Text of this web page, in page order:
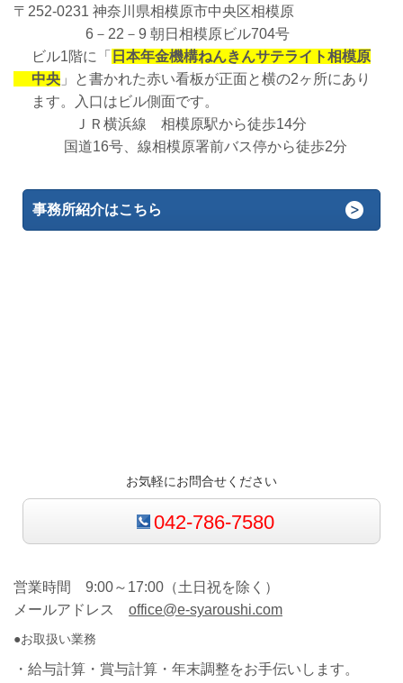
〒252-0231 神奈川県相模原市中央区相模原
6－22－9 朝日相模原ビル704号
ビル1階に「 日本年金機構ねんき んサテライト相模原
中央 」と書かれた赤い看板が正面と横の2ヶ所にあり
ます。入口はビル側面です。
ＪＲ横浜線 相模原駅から徒歩14分
国道16号、線相模原署前バス停から徒歩2分
事務所紹介はこちら
お気軽にお問合せください
042-786-7580
営業時間 9:00～17:00（土日祝を除く）
メールアドレス office@e-syaroushi.com
●お取扱い業務
・給与計算・賞与計算・年末調整をお手伝いします。